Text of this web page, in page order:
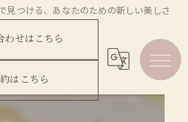
見つける、あなたのための新しい美しさ
わせはこちら
はこちら